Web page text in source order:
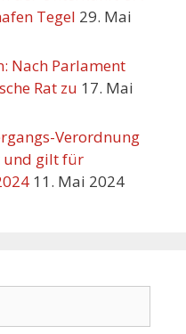
Tegel 29. Mai
Nach Parlament
Rat zu 17. Mai
Verordnung
und gilt für
11. Mai 2024